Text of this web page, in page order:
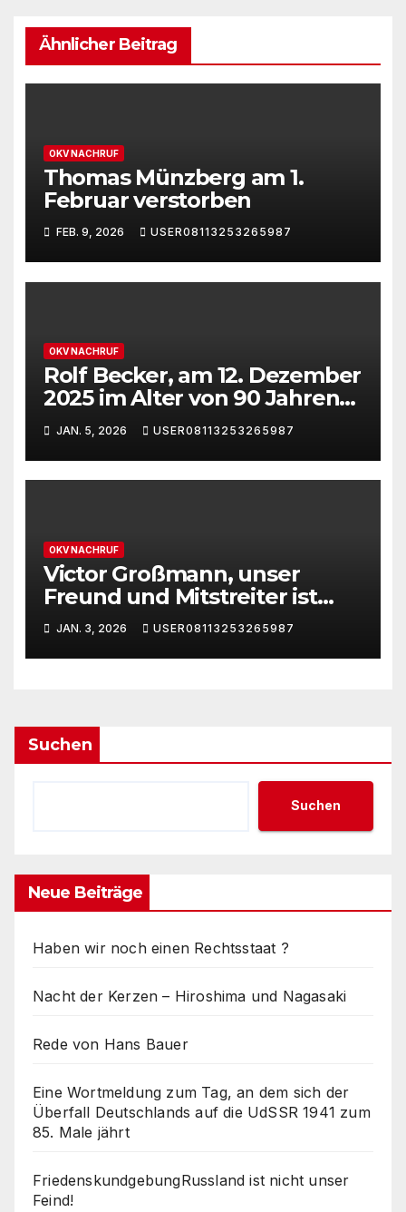
Ähnlicher Beitrag
OKV NACHRUF
Thomas Münzberg am 1.
Februar verstorben
FEB. 9, 2026 USER08113253265987
OKV NACHRUF
Rolf Becker, am 12. Dezember
2025 im Alter von 90 Jahren
gestorben
JAN. 5, 2026 USER08113253265987
OKV NACHRUF
Victor Großmann, unser
Freund und Mitstreiter ist
verstorben
JAN. 3, 2026 USER08113253265987
Suchen
Suchen
Neue Beiträge
Haben wir noch einen Rechtsstaat ?
Nacht der Kerzen – Hiroshima und Nagasaki
Rede von Hans Bauer
Eine Wortmeldung zum Tag, an dem sich der
Überfall Deutschlands auf die UdSSR 1941 zum
85. Male jährt
FriedenskundgebungRussland ist nicht unser
Feind!